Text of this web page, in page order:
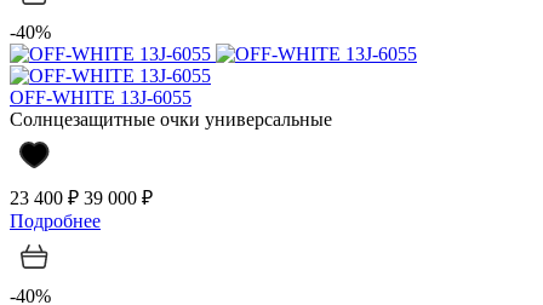
-40%
OFF-WHITE 13J-6055
Солнцезащитные очки универсальные
23 400 ₽ 39 000 ₽
Подробнее
-40%